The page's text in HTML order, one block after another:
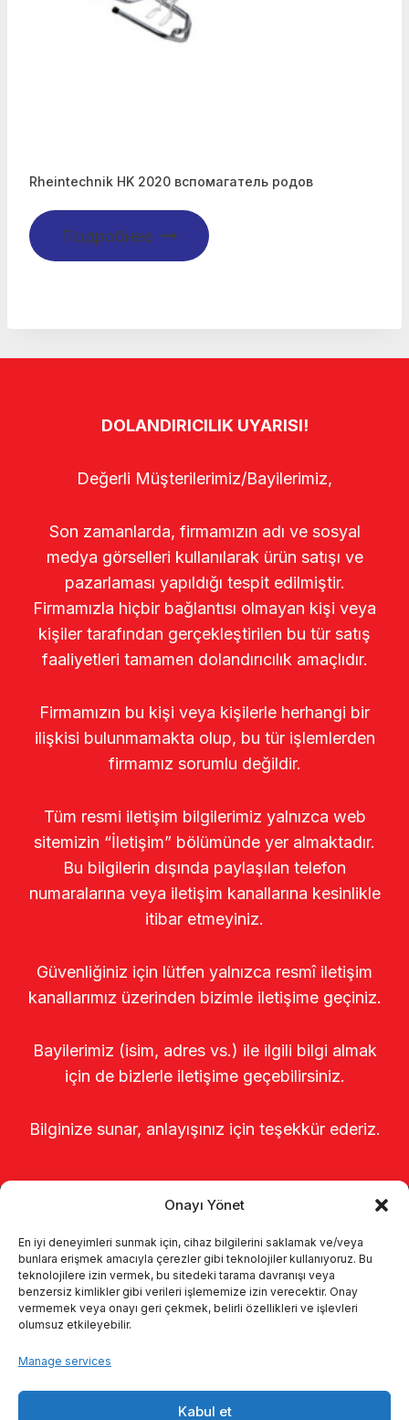
Onayı Yönet
En iyi deneyimleri sunmak için, cihaz bilgilerini saklamak ve/veya
bunlara erişmek amacıyla çerezler gibi teknolojiler kullanıyoruz. Bu
teknolojilere izin vermek, bu sitedeki tarama davranışı veya
benzersiz kimlikler gibi verileri işlememize izin verecektir. Onay
vermemek veya onayı geri çekmek, belirli özellikleri ve işlevleri
olumsuz etkileyebilir.
Manage services
Kabul et
Rheintechnik HK 2020 вспомагатель родов
Подробнее
DOLANDIRICILIK UYARISI!
Değerli Müşterilerimiz/Bayilerimiz,
Son zamanlarda, firmamızın adı ve sosyal
medya görselleri kullanılarak ürün satışı ve
pazarlaması yapıldığı tespit edilmiştir.
Firmamızla hiçbir bağlantısı olmayan kişi veya
kişiler tarafından gerçekleştirilen bu tür satış
faaliyetleri tamamen dolandırıcılık amaçlıdır.
Firmamızın bu kişi veya kişilerle herhangi bir
ilişkisi bulunmamakta olup, bu tür işlemlerden
firmamız sorumlu değildir.
Tüm resmi iletişim bilgilerimiz yalnızca web
sitemizin “İletişim” bölümünde yer almaktadır.
Bu bilgilerin dışında paylaşılan telefon
numaralarına veya iletişim kanallarına kesinlikle
itibar etmeyiniz.
Güvenliğiniz için lütfen yalnızca resmî iletişim
kanallarımız üzerinden bizimle iletişime geçiniz.
Bayilerimiz (isim, adres vs.) ile ilgili bilgi almak
için de bizlerle iletişime geçebilirsiniz.
Bilginize sunar, anlayışınız için teşekkür ederiz.
Главная о нас
Продукты
Коммуникация